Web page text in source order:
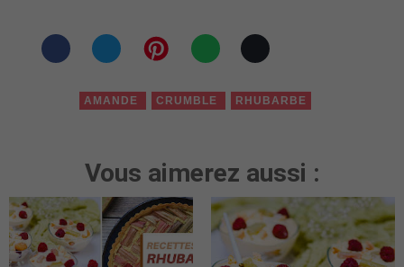
AMANDE CRUMBLE RHUBARBE
Vous aimerez aussi :